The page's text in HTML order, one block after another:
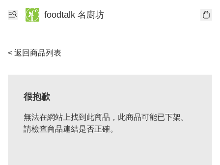
foodtalk 名廚坊
< 返回商品列表
很抱歉
無法在網站上找到此商品，此商品可能已下架。
請檢查商品連結是否正確。